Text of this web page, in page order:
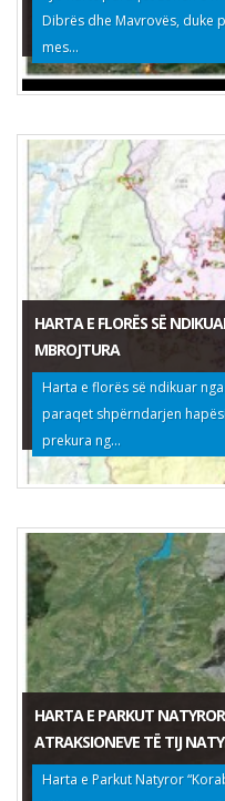
Dibrës dhe Mavrovës,
mes...
HARTA E FLORËS SË
MBROJTURA
Harta e florës së ndikuar
paraqet shpërndarjen
prekura ng...
HARTA E PARKUT
ATRAKSIONEVE TË TIJ
Harta e Parkut Natyror